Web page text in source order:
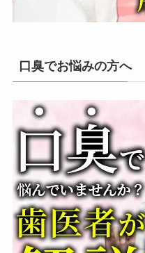
口臭でお悩みの方へ